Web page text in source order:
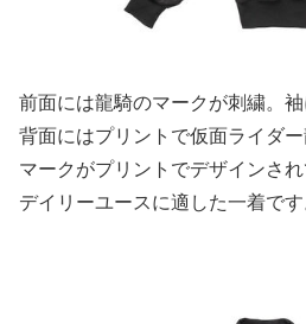
前面には龍騎のマークが刺繍。袖
背面にはプリントで仮面ライダ
マークがプリントでデザインされ
デイリーユースに適した一着です